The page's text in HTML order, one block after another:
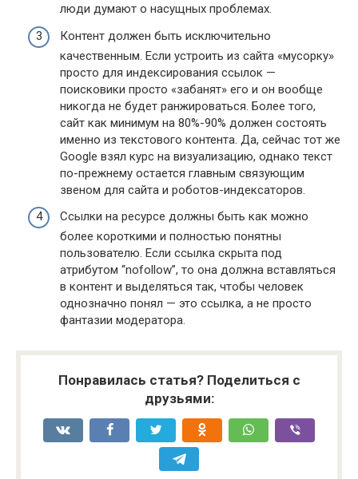
люди думают о насущных проблемах.
Контент должен быть исключительно
качественным. Если устроить из сайта «мусорку»
просто для индексирования ссылок —
поисковики просто «забанят» его и он вообще
никогда не будет ранжироваться. Более того,
сайт как минимум на 80%-90% должен состоять
именно из текстового контента. Да, сейчас тот же
Google взял курс на визуализацию, однако текст
по-прежнему остается главным связующим
звеном для сайта и роботов-индексаторов.
Ссылки на ресурсе должны быть как можно
более короткими и полностью понятны
пользователю. Если ссылка скрыта под
атрибутом “nofollow”, то она должна вставляться
в контент и выделяться так, чтобы человек
однозначно понял — это ссылка, а не просто
фантазии модератора.
Понравилась статья? Поделиться с
друзьями: